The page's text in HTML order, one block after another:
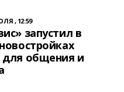
, 12:59
запустил в
общения и